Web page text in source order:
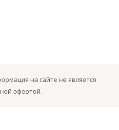
на сайте не является
офертой.